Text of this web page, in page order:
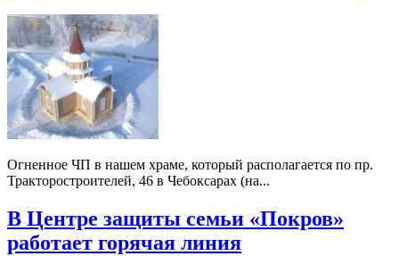
Огненное ЧП в нашем храме, который располагается по пр.
Тракторостроителей, 46 в Чебоксарах (на...
В Центре защиты семьи «Покров»
работает горячая линия